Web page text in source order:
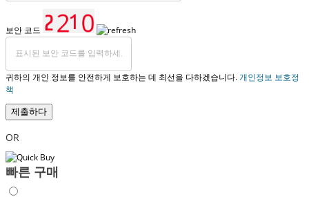
보안 코드
귀하의 개인 정보를 안전하게 보호하는 데 최선을 다하겠습니다.개인정보 보호정
책
제출하다
OR
빠른 구매